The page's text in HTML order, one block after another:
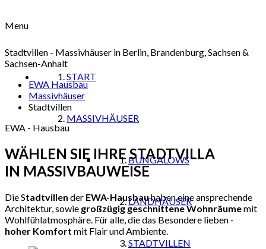
Menu
START
MASSIVHÄUSER
BUNGALOWS
LANDHÄUSER
STADTVILLEN
Stadtvillen - Massivhäuser in Berlin, Brandenburg, Sachsen &
Sachsen-Anhalt
EWA Hausbau
Massivhäuser
Stadtvillen
EWA - Hausbau
WÄHLEN SIE IHRE STADTVILLA
IN MASSIVBAUWEISE
Die Stadtvillen der EWA-Hausbauhaben eine ansprechende
Architektur, sowie großzügig geschnittene Wohnräumemit
Wohlfühlatmosphäre. Für alle, die das Besondere lieben -
hoher Komfort mit Flair und Ambiente.